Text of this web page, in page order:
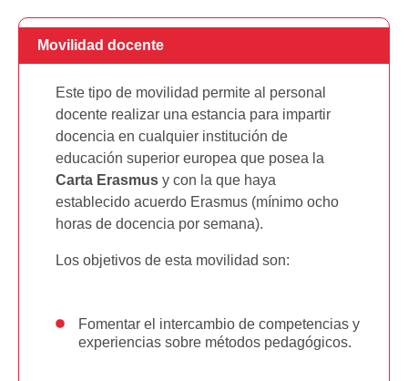
Movilidad docente
Este tipo de movilidad permite al personal
docente realizar una estancia para impartir
docencia en cualquier institución de
educación superior europea que posea la
Carta Erasmus y con la que haya
establecido acuerdo Erasmus (mínimo ocho
horas de docencia por semana).
Los objetivos de esta movilidad son:
Fomentar el intercambio de competencias y
experiencias sobre métodos pedagógicos.